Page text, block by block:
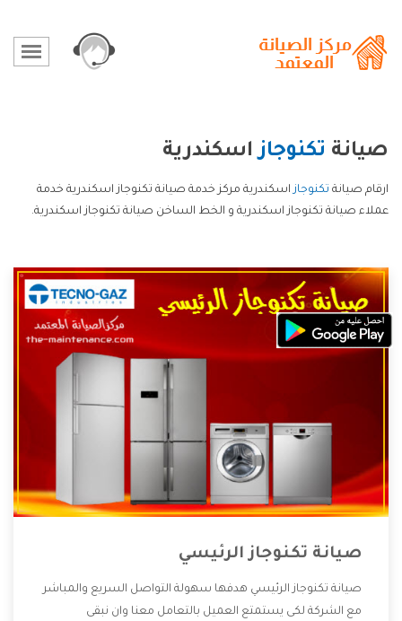
صيانة تكنوجازاسكندرية
ارقام صيانة تكنوجازاسكندرية مركز خدمة صيانة تكنوجاز اسكندرية خدمة
عملاء صيانة تكنوجاز اسكندرية و الخط الساخن صيانة تكنوجاز اسكندرية.
صيانة تكنوجاز الرئيسي
صيانة تكنوجاز الرئيسي هدفها سهولة التواصل السريع والمباشر
مع الشركة لكى يستمتع العميل بالتعامل معنا وان نبقى